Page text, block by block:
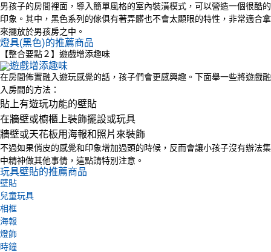
男孩子的房間裡面，導入簡單風格的室內裝潢模式，可以營造一個很酷的
印象。其中，黑色系列的傢俱有著弄髒也不會太顯眼的特性，非常適合拿
來擺放於男孩房之中。
燈具(黑色)的推薦商品
【整合要點２】遊戲增添趣味
在房間佈置融入遊玩感覺的話，孩子們會更感興趣。下面舉一些將遊戲融
入房間的方法：
貼上有遊玩功能的壁貼
在牆壁或櫥櫃上裝飾擺設或玩具
牆壁或天花板用海報和照片來裝飾
不過如果俏皮的感覺和印象增加過頭的時候，反而會讓小孩子沒有辦法集
中精神做其他事情，這點請特別注意。
玩具壁貼的推薦商品
壁貼
兒童玩具
相框
海報
燈飾
時鐘